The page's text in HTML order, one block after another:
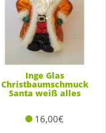
Inge Glas
Christbaumschmuck
Santa weiß alles
16,00€